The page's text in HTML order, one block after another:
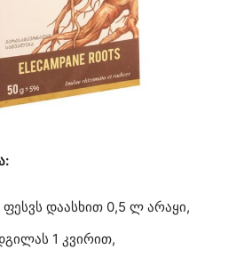
ფესვს დაასხით 0,5 ლ არაყი,
1 კვირით,